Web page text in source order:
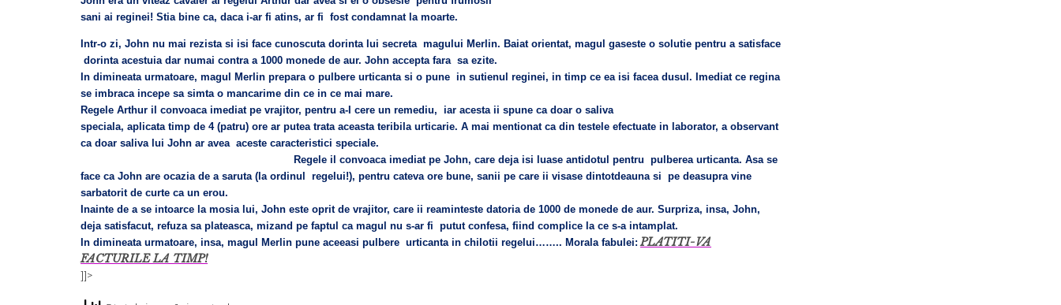
sani ai reginei! Stia bine ca, daca i-ar fi atins, ar fi fost condamnat la moarte.
Intr-o zi, John nu mai rezista si isi face cunoscuta dorinta lui secreta magului Merlin. Baiat orientat, magul gaseste o solutie pentru a satisface
dorinta acestuia dar numai contra a 1000 monede de aur. John accepta fara sa ezite.
In dimineata urmatoare, magul Merlin prepara o pulbere urticanta si o pune in sutienul reginei, in timp ce ea isi facea dusul. Imediat ce regina
se imbraca incepe sa simta o mancarime din ce in ce mai mare.
Regele Arthur il convoaca imediat pe vrajitor, pentru a-I cere un remediu, iar acesta ii spune ca doar o saliva
speciala, aplicata timp de 4 (patru) ore ar putea trata aceasta teribila urticarie. A mai mentionat ca din testele efectuate in laborator, a observant
ca doar saliva lui John ar avea aceste caracteristici speciale.
Regele il convoaca imediat pe John, care deja isi luase antidotul pentru pulberea urticanta. Asa se
face ca John are ocazia de a saruta (la ordinul regelui!), pentru cateva ore bune, sanii pe care ii visase dintotdeauna si pe deasupra vine
sarbatorit de curte ca un erou.
Inainte de a se intoarce la mosia lui, John este oprit de vrajitor, care ii reaminteste datoria de 1000 de monede de aur. Surpriza, insa, John,
deja satisfacut, refuza sa plateasca, mizand pe faptul ca magul nu s-ar fi putut confesa, fiind complice la ce s-a intamplat.
In dimineata urmatoare, insa, magul Merlin pune aceeasi pulbere urticanta in chilotii regelui…….. Morala fabulei: PLATITI-VA
FACTURILE LA TIMP!
]]>